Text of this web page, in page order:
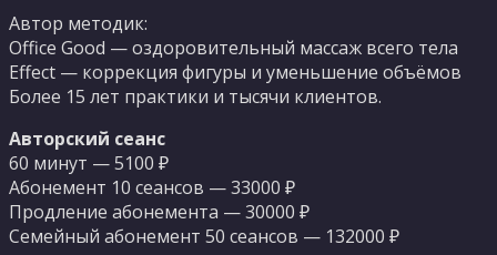
Автор методик:
Office Good — оздоровительный массаж всего тела
Effect — коррекция фигуры и уменьшение объёмов
Более 15 лет практики и тысячи клиентов.
Авторский сеанс
60 минут — 5100 ₽
Абонемент 10 сеансов — 33000 ₽
Продление абонемента — 30000 ₽
Семейный абонемент 50 сеансов — 132000 ₽